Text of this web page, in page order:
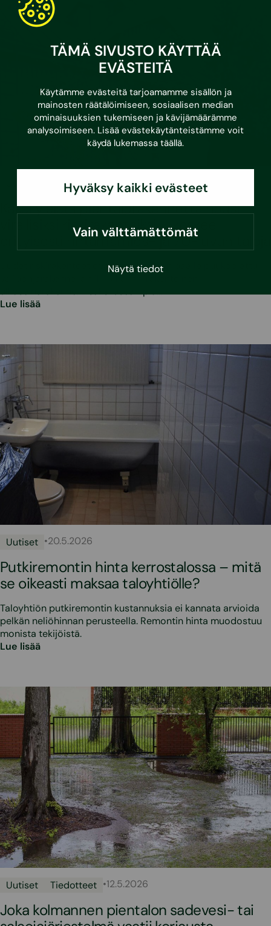
TÄMÄ SIVUSTO KÄYTTÄÄ
EVÄSTEITÄ
Käytämme evästeitä tarjoamamme sisällön ja
mainosten räätälöimiseen, sosiaalisen median
ominaisuuksien tukemiseen ja kävijämäärämme
analysoimiseen. Lisää evästekäytänteistämme voit
käydä lukemassa täällä.
Hyväksy kaikki evästeet
Vain välttämättömät
Näytä tiedot
Tiedotteet 11.6.2026
Kaksi yleistä pientalorakennetta nousi
virallisiksi riskirakenteiksi – koskee
erityisesti rintamamies- ja 70-luvun taloja
Uudet riskirakenteet ovat betonilaatan päälle puukoolattu
välipohjarakenne ja tiili–villa–tiilirakenteinen
Lue lisää
Uutiset •20.5.2026
Putkiremontin hinta kerrostalossa – mitä
se oikeasti maksaa taloyhtiölle?
Taloyhtiön putkiremontin kustannuksia ei kannata arvioida
pelkän neliöhinnan perusteella. Remontin hinta muodostuu
monista tekijöistä.
Lue lisää
Uutiset Tiedotteet •12.5.2026
Joka kolmannen pientalon sadevesi- tai